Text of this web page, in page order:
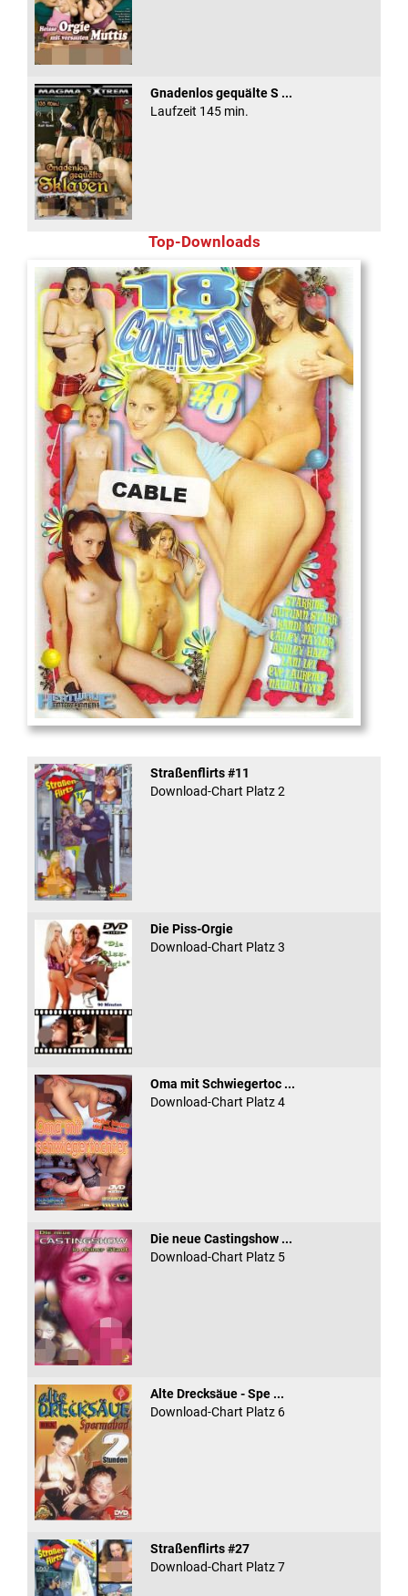
Gnadenlos gequälte S ...
Laufzeit 145 min.
Top-Downloads
And Confused #8 - ...
Straßenflirts #11
Download-Chart Platz 2
Die Piss-Orgie
Download-Chart Platz 3
Oma mit Schwiegertoc ...
Download-Chart Platz 4
Die neue Castingshow ...
Download-Chart Platz 5
Alte Drecksäue - Spe ...
Download-Chart Platz 6
Straßenflirts #27
Download-Chart Platz 7